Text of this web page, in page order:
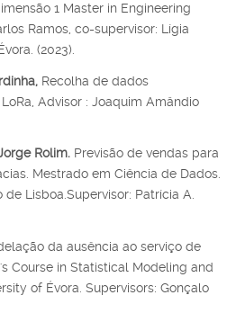
1 Master in Engineering
Ramos, co-supervisor: Lígia
(2023).
Recolha de dados
Advisor : Joaquim Amândio
Rolim. Previsão de vendas para
Mestrado em Ciência de Dados.
Lisboa.Supervisor: Patrícia A.
da ausência ao serviço de
Course in Statistical Modeling and
of Évora. Supervisors: Gonçalo